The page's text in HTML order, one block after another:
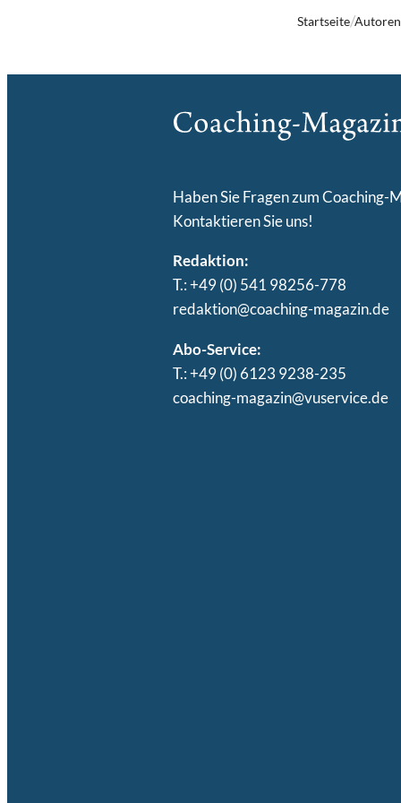
Startseite Autoren
Haben Sie Fragen zum Coaching-
Kontaktieren Sie uns!
Redaktion:
T.: +49 (0) 541 98256-778
redaktion@coaching-magazin.de
Abo-Service:
T.: +49 (0) 6123 9238-235
coaching-magazin@vuservice.de